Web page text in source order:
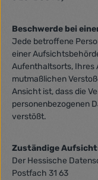
Beschwerde bei
Jede betroffene
einer
Aufenthaltsorts, Ihres
mutmaßlichen
Ansicht ist, dass die
personenbezogenen
verstößt.
Zuständige
Der Hessische
Postfach 31 63